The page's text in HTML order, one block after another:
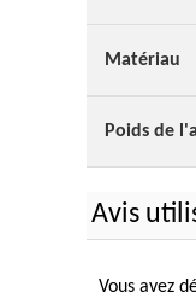
Matériau
Poids de
Avis
Vous avez